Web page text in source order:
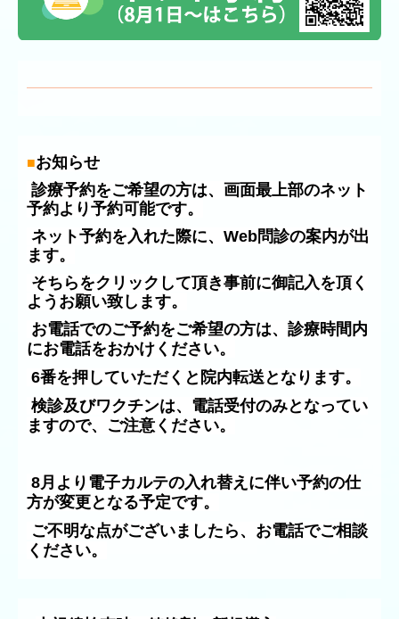
■お知らせ
診療予約をご希望の方は、画面最上部のネット
予約より予約可能です。
ネット予約を入れた際に、Web問診の案内が出
ます。
そちらをクリックして頂き事前に御記入を頂く
ようお願い致します。
お電話でのご予約をご希望の方は、診療時間内
にお電話をおかけください。
6番を押していただくと院内転送となります。
検診及びワクチンは、電話受付のみとなってい
ますので、ご注意ください。
8月より電子カルテの入れ替えに伴い予約の仕
方が変更となる予定です。
ご不明な点がございましたら、お電話でご相談
ください。